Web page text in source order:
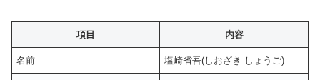
項目 内容
名前 塩崎省吾(しおざき しょうご)